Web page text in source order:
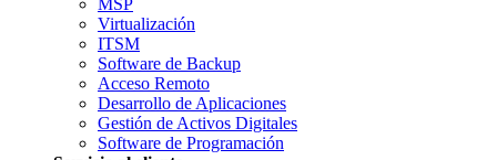
MSP
Virtualización
ITSM
Software de Backup
Acceso Remoto
Desarrollo de Aplicaciones
Gestión de Activos Digitales
Software de Programación